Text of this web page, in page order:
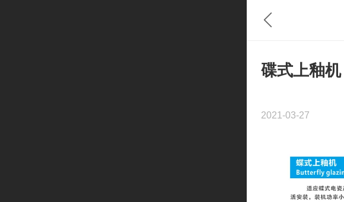
碟式上釉机
2021-03-27